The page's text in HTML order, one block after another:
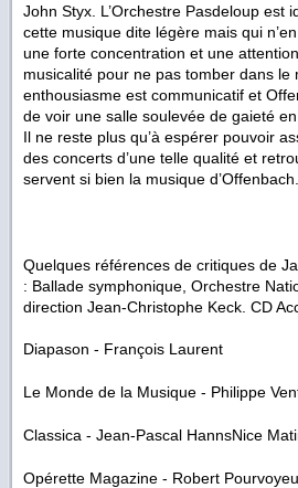
John Styx. L’Orchestre Pasdeloup est
cette musique dite légère mais qui
une forte concentration et une
musicalité pour ne pas tomber dans le
enthousiasme est communicatif et
de voir une salle soulevée de gaieté
Il ne reste plus qu’à espérer pouvoir
des concerts d’une telle qualité et
servent si bien la musique d’Offenbach.
Quelques références de critiques de
: Ballade symphonique , Orchestre
direction Jean-Christophe Keck. CD
Diapason - François Laurent
Le Monde de la Musique - Philippe
Classica - Jean-Pascal HannsNice
Opérette Magazine - Robert